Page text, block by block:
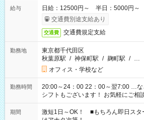
給与
日給：12500円～ 半日：5000円～
交通費別途支給あり
交通費 交通費規定支給
勤務地
東京都千代田区
秋葉原駅 / 神保町駅 / 麹町駅 / …
オフィス・学校など
勤務時間
20:00～24：00 22：00～翌7:00 …など1
シフトもございます！ お気軽にご相
期間
激短1日～OK！ ■もちろん即日ス